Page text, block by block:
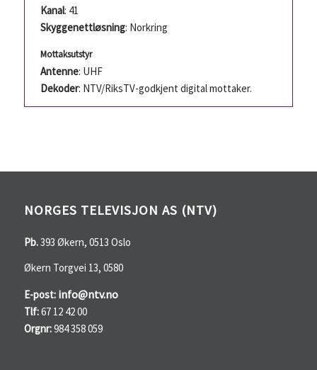
Kanal: 41
Skyggenettløsning: Norkring
Mottaksutstyr
Antenne: UHF
Dekoder: NTV/RiksTV-godkjent digital mottaker.
NORGES TELEVISJON AS (NTV)
Pb.393 Økern, 0513 Oslo
Økern Torgvei 13, 0580
E-post: info@ntv.no
Tlf:67 12 42 00
Orgnr:984 358 059